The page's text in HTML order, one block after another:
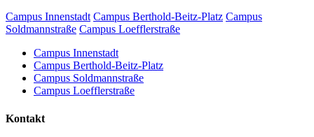
Campus Innenstadt Campus Berthold-Beitz-Platz Campus
Soldmannstraße Campus Loefflerstraße
Campus Innenstadt
Campus Berthold-Beitz-Platz
Campus Soldmannstraße
Campus Loefflerstraße
Kontakt